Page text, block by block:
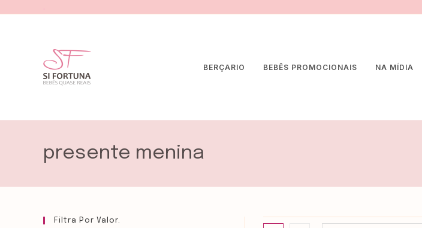
.
BERÇARIO BEBÊS PROMOCIONAIS NA MÍDIA
presente menina
Filtra Por Valor.